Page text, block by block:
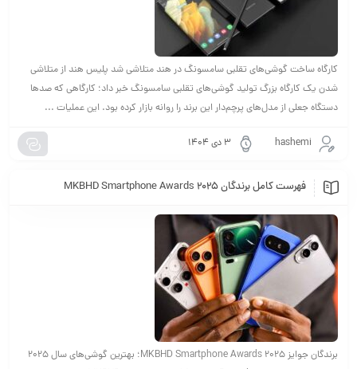
کارگاه ساخت گوشی‌های تقلبی سامسونگ در هند متلاشی شد پلیس هند از متلاشی
شدن یک کارگاه بزرگ تولید گوشی‌های تقلبی سامسونگ خبر داد؛ کارگاهی که صدها
دستگاه جعلی از مدل‌های پرچم‌دار این برند را روانه بازار کرده بود. این عملیات ...
hashemi ۳ دی ۱۴۰۴
فهرست کامل برندگان MKBHD Smartphone Awards 2025
برندگان جوایز MKBHD Smartphone Awards 2025؛ بهترین گوشی‌های سال 2025